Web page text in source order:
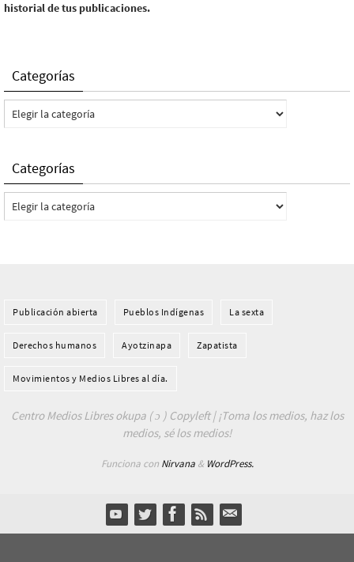
historial de tus publicaciones.
Categorías
Categorías
Categorías
Categorías
Publicación abierta Pueblos Indí­genas La sexta
Derechos humanos Ayotzinapa Zapatista
Movimientos y Medios Libres al día.
Centro Medios Libres okupa ( ɔ ) Copyleft | ¡Toma los medios, haz los
medios, sé los medios!
Funciona con Nirvana& WordPress.